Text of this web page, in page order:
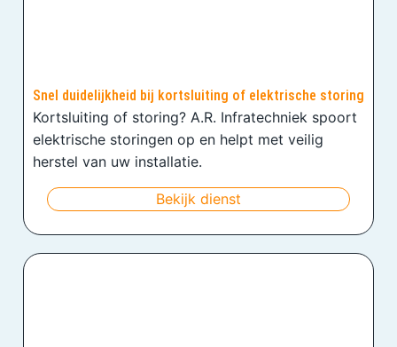
Snel duidelijkheid bij kortsluiting of elektrische storing
Kortsluiting of storing? A.R. Infratechniek spoort
elektrische storingen op en helpt met veilig
herstel van uw installatie.
Bekijk dienst